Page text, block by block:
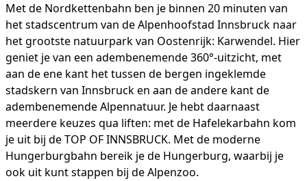
Met de Nordkettenbahn ben je binnen 20 minuten van
het stadscentrum van de Alpenhoofstad Innsbruck naar
het grootste natuurpark van Oostenrijk: Karwendel. Hier
geniet je van een adembenemende 360°-uitzicht, met
aan de ene kant het tussen de bergen ingeklemde
stadskern van Innsbruck en aan de andere kant de
adembenemende Alpennatuur. Je hebt daarnaast
meerdere keuzes qua liften: met de Hafelekarbahn kom
je uit bij de TOP OF INNSBRUCK. Met de moderne
Hungerburgbahn bereik je de Hungerburg, waarbij je
ook uit kunt stappen bij de Alpenzoo.